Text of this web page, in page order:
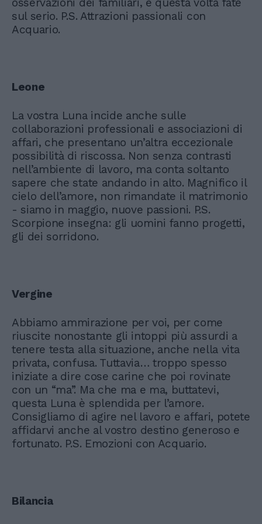
sul serio. P.S. Attrazioni passionali con
Acquario.
Leone
La vostra Luna incide anche sulle
collaborazioni professionali e associazioni di
affari, che presentano un’altra eccezionale
possibilità di riscossa. Non senza contrasti
nell’ambiente di lavoro, ma conta soltanto
sapere che state andando in alto. Magnifico il
cielo dell’amore, non rimandate il matrimonio
- siamo in maggio, nuove passioni. P.S.
Scorpione insegna: gli uomini fanno progetti,
gli dei sorridono.
Vergine
Abbiamo ammirazione per voi, per come
riuscite nonostante gli intoppi più assurdi a
tenere testa alla situazione, anche nella vita
privata, confusa. Tuttavia… troppo spesso
iniziate a dire cose carine che poi rovinate
con un “ma”. Ma che ma e ma, buttatevi,
questa Luna è splendida per l’amore.
Consigliamo di agire nel lavoro e affari, potete
affidarvi anche al vostro destino generoso e
fortunato. P.S. Emozioni con Acquario.
Bilancia